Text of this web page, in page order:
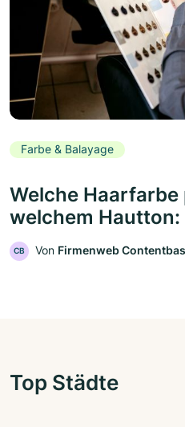
Farbe & Balayage
Welche Haarfarbe
welchem Hautton:
CB Von Firmenweb
Top Städte